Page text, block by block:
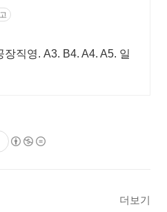
직영. A3. B4. A4. A5. 일
더보기